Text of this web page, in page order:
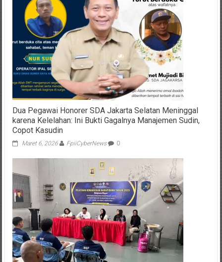
Dua Pegawai Honorer SDA Jakarta Selatan Meninggal
karena Kelelahan: Ini Bukti Gagalnya Manajemen Sudin,
Copot Kasudin
Maret 6, 2026 FpiiCyberNews 0